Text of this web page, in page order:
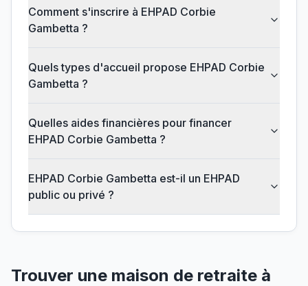
Comment s'inscrire à EHPAD Corbie
Gambetta ?
Quels types d'accueil propose EHPAD Corbie
Gambetta ?
Quelles aides financières pour financer
EHPAD Corbie Gambetta ?
EHPAD Corbie Gambetta est-il un EHPAD
public ou privé ?
Trouver une maison de retraite à